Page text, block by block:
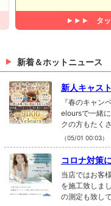
タ
新着＆ホットニュース
新人キャス
中！！
『春のキャ
eloursで一緒
クの方もたく
にも定評があ
所属店舗から
大歓迎です！
たい！頑張る
（05/01 00:03）
コロナ対策
当店ではお客
を施工致しま
の測定も致し